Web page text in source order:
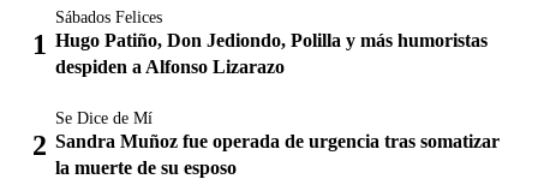
Sábados Felices
Hugo Patiño, Don Jediondo, Polilla y más humoristas
despiden a Alfonso Lizarazo
Se Dice de Mí
Sandra Muñoz fue operada de urgencia tras somatizar
la muerte de su esposo